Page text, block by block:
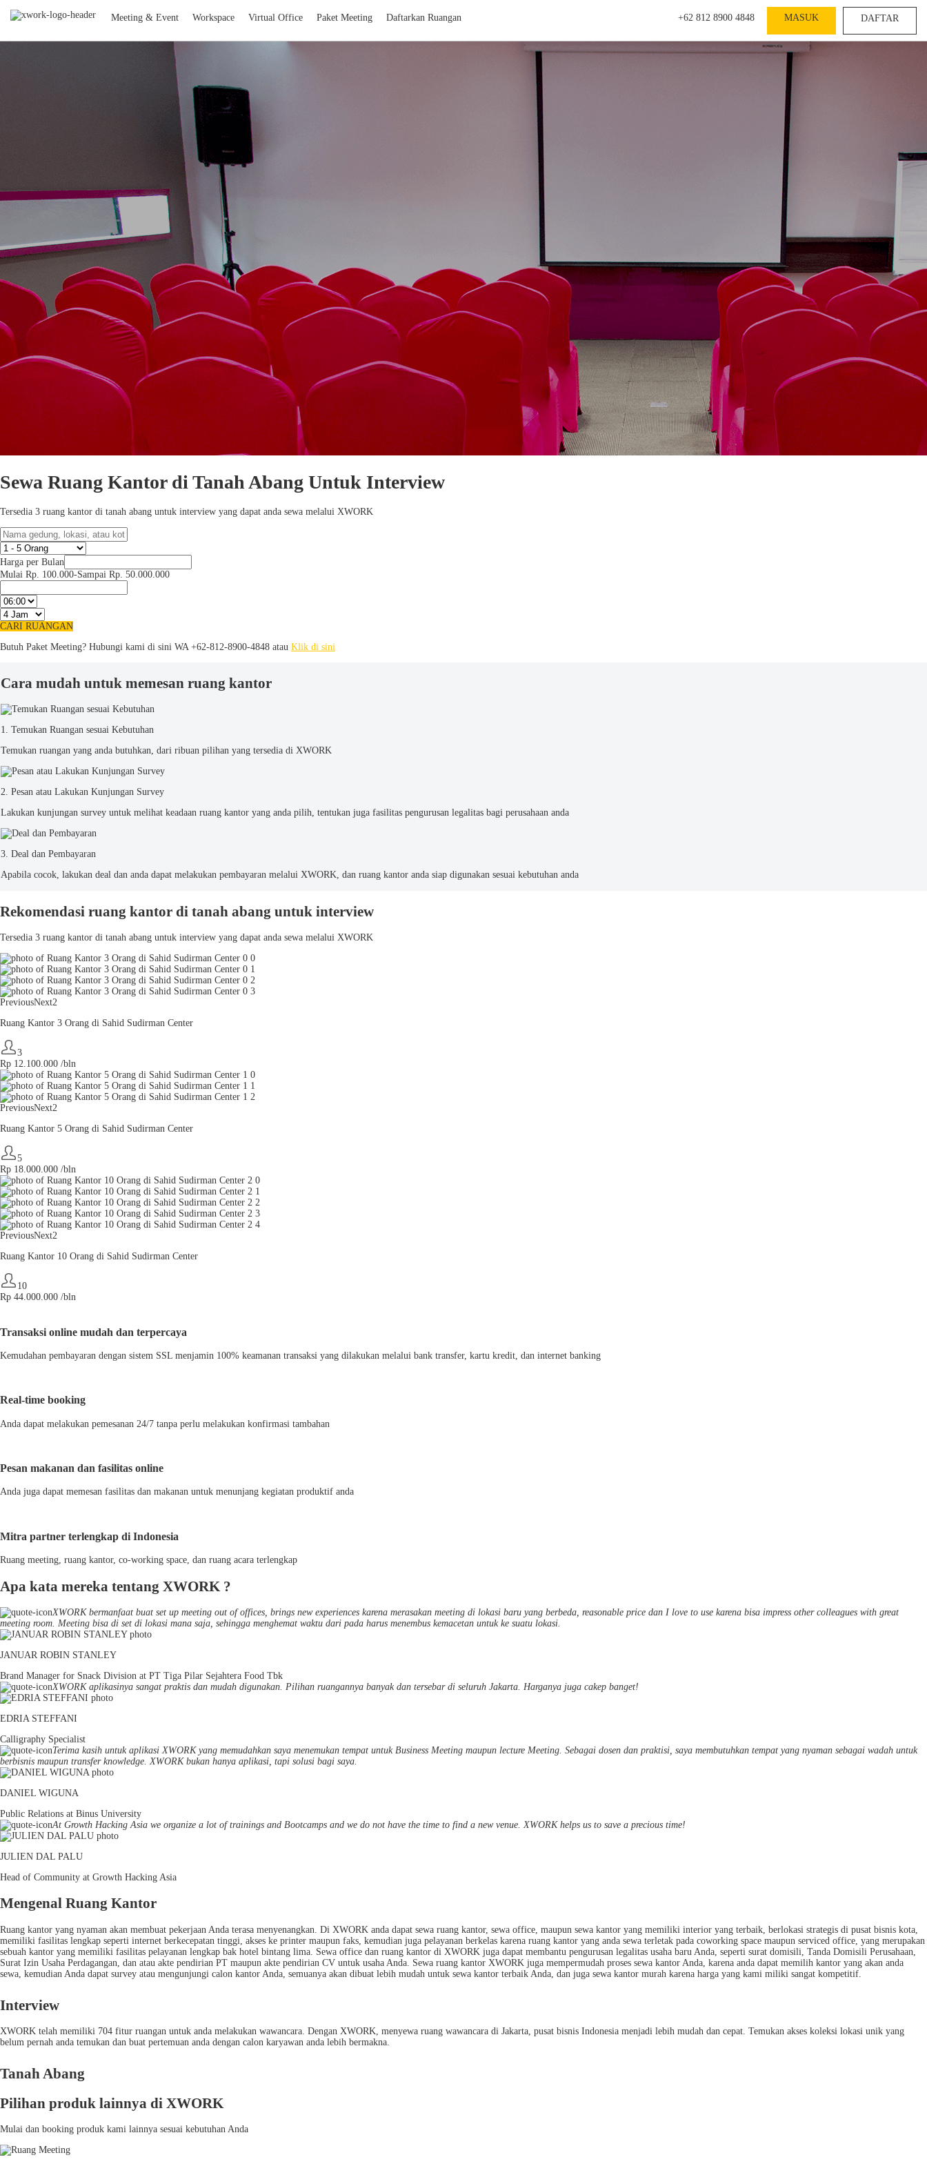
Meeting & Event Workspace Virtual Office Paket Meeting Daftarkan Ruangan +62 812 8900 4848 MASUK DAFTAR
Sewa Ruang Kantor di Tanah Abang Untuk Interview
Tersedia 3 ruang kantor di tanah abang untuk interview yang dapat anda sewa melalui XWORK
Harga per Bulan
Mulai Rp. 100.000-Sampai Rp. 50.000.000
CARI RUANGAN
Butuh Paket Meeting? Hubungi kami di sini WA +62-812-8900-4848 atau Klik di sini
Cara mudah untuk memesan ruang kantor
1. Temukan Ruangan sesuai Kebutuhan
Temukan ruangan yang anda butuhkan, dari ribuan pilihan yang tersedia di XWORK
2. Pesan atau Lakukan Kunjungan Survey
Lakukan kunjungan survey untuk melihat keadaan ruang kantor yang anda pilih, tentukan juga fasilitas pengurusan legalitas bagi perusahaan anda
3. Deal dan Pembayaran
Apabila cocok, lakukan deal dan anda dapat melakukan pembayaran melalui XWORK, dan ruang kantor anda siap digunakan sesuai kebutuhan anda
Rekomendasi ruang kantor di tanah abang untuk interview
Tersedia 3 ruang kantor di tanah abang untuk interview yang dapat anda sewa melalui XWORK
PreviousNext2
Ruang Kantor 3 Orang di Sahid Sudirman Center
3
Rp 12.100.000 /bln
PreviousNext2
Ruang Kantor 5 Orang di Sahid Sudirman Center
5
Rp 18.000.000 /bln
PreviousNext2
Ruang Kantor 10 Orang di Sahid Sudirman Center
10
Rp 44.000.000 /bln
Transaksi online mudah dan terpercaya
Kemudahan pembayaran dengan sistem SSL menjamin 100% keamanan transaksi yang dilakukan melalui bank transfer, kartu kredit, dan internet banking
Real-time booking
Anda dapat melakukan pemesanan 24/7 tanpa perlu melakukan konfirmasi tambahan
Pesan makanan dan fasilitas online
Anda juga dapat memesan fasilitas dan makanan untuk menunjang kegiatan produktif anda
Mitra partner terlengkap di Indonesia
Ruang meeting, ruang kantor, co-working space, dan ruang acara terlengkap
Apa kata mereka tentang XWORK ?
XWORK bermanfaat buat set up meeting out of offices, brings new experiences karena merasakan meeting di lokasi baru yang berbeda, reasonable price dan I love to use karena bisa impress other colleagues with great
meeting room. Meeting bisa di set di lokasi mana saja, sehingga menghemat waktu dari pada harus menembus kemacetan untuk ke suatu lokasi.
JANUAR ROBIN STANLEY
Brand Manager for Snack Division at PT Tiga Pilar Sejahtera Food Tbk
XWORK aplikasinya sangat praktis dan mudah digunakan. Pilihan ruangannya banyak dan tersebar di seluruh Jakarta. Harganya juga cakep banget!
EDRIA STEFFANI
Calligraphy Specialist
Terima kasih untuk aplikasi XWORK yang memudahkan saya menemukan tempat untuk Business Meeting maupun lecture Meeting. Sebagai dosen dan praktisi, saya membutuhkan tempat yang nyaman sebagai wadah untuk
berbisnis maupun transfer knowledge. XWORK bukan hanya aplikasi, tapi solusi bagi saya.
DANIEL WIGUNA
Public Relations at Binus University
At Growth Hacking Asia we organize a lot of trainings and Bootcamps and we do not have the time to find a new venue. XWORK helps us to save a precious time!
JULIEN DAL PALU
Head of Community at Growth Hacking Asia
Mengenal Ruang Kantor
Ruang kantor yang nyaman akan membuat pekerjaan Anda terasa menyenangkan. Di XWORK anda dapat sewa ruang kantor, sewa office, maupun sewa kantor yang memiliki interior yang terbaik, berlokasi strategis di pusat bisnis kota,
memiliki fasilitas lengkap seperti internet berkecepatan tinggi, akses ke printer maupun faks, kemudian juga pelayanan berkelas karena ruang kantor yang anda sewa terletak pada coworking space maupun serviced office, yang merupakan
sebuah kantor yang memiliki fasilitas pelayanan lengkap bak hotel bintang lima. Sewa office dan ruang kantor di XWORK juga dapat membantu pengurusan legalitas usaha baru Anda, seperti surat domisili, Tanda Domisili Perusahaan,
Surat Izin Usaha Perdagangan, dan atau akte pendirian PT maupun akte pendirian CV untuk usaha Anda. Sewa ruang kantor XWORK juga mempermudah proses sewa kantor Anda, karena anda dapat memilih kantor yang akan anda
sewa, kemudian Anda dapat survey atau mengunjungi calon kantor Anda, semuanya akan dibuat lebih mudah untuk sewa kantor terbaik Anda, dan juga sewa kantor murah karena harga yang kami miliki sangat kompetitif.
Interview
XWORK telah memiliki 704 fitur ruangan untuk anda melakukan wawancara. Dengan XWORK, menyewa ruang wawancara di Jakarta, pusat bisnis Indonesia menjadi lebih mudah dan cepat. Temukan akses koleksi lokasi unik yang
belum pernah anda temukan dan buat pertemuan anda dengan calon karyawan anda lebih bermakna.
Tanah Abang
Pilihan produk lainnya di XWORK
Mulai dan booking produk kami lainnya sesuai kebutuhan Anda